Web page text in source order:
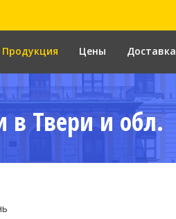
Продукция Цены Доставка
в Твери и обл.